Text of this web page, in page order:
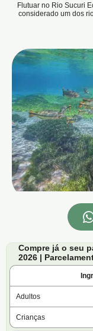
Flutuar no Rio Sucuri
considerado um dos
Compre já o seu
2026 |
Adultos
Crianças